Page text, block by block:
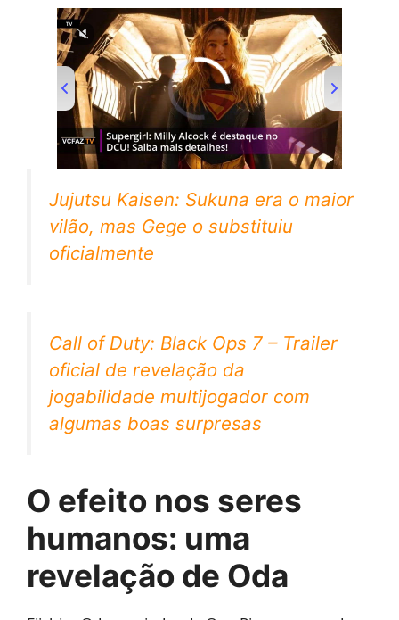
Jujutsu Kaisen: Sukuna era o maior
vilão, mas Gege o substituiu
oficialmente
Call of Duty: Black Ops 7 – Trailer
oficial de revelação da
jogabilidade multijogador com
algumas boas surpresas
O efeito nos seres
humanos: uma
revelação de Oda